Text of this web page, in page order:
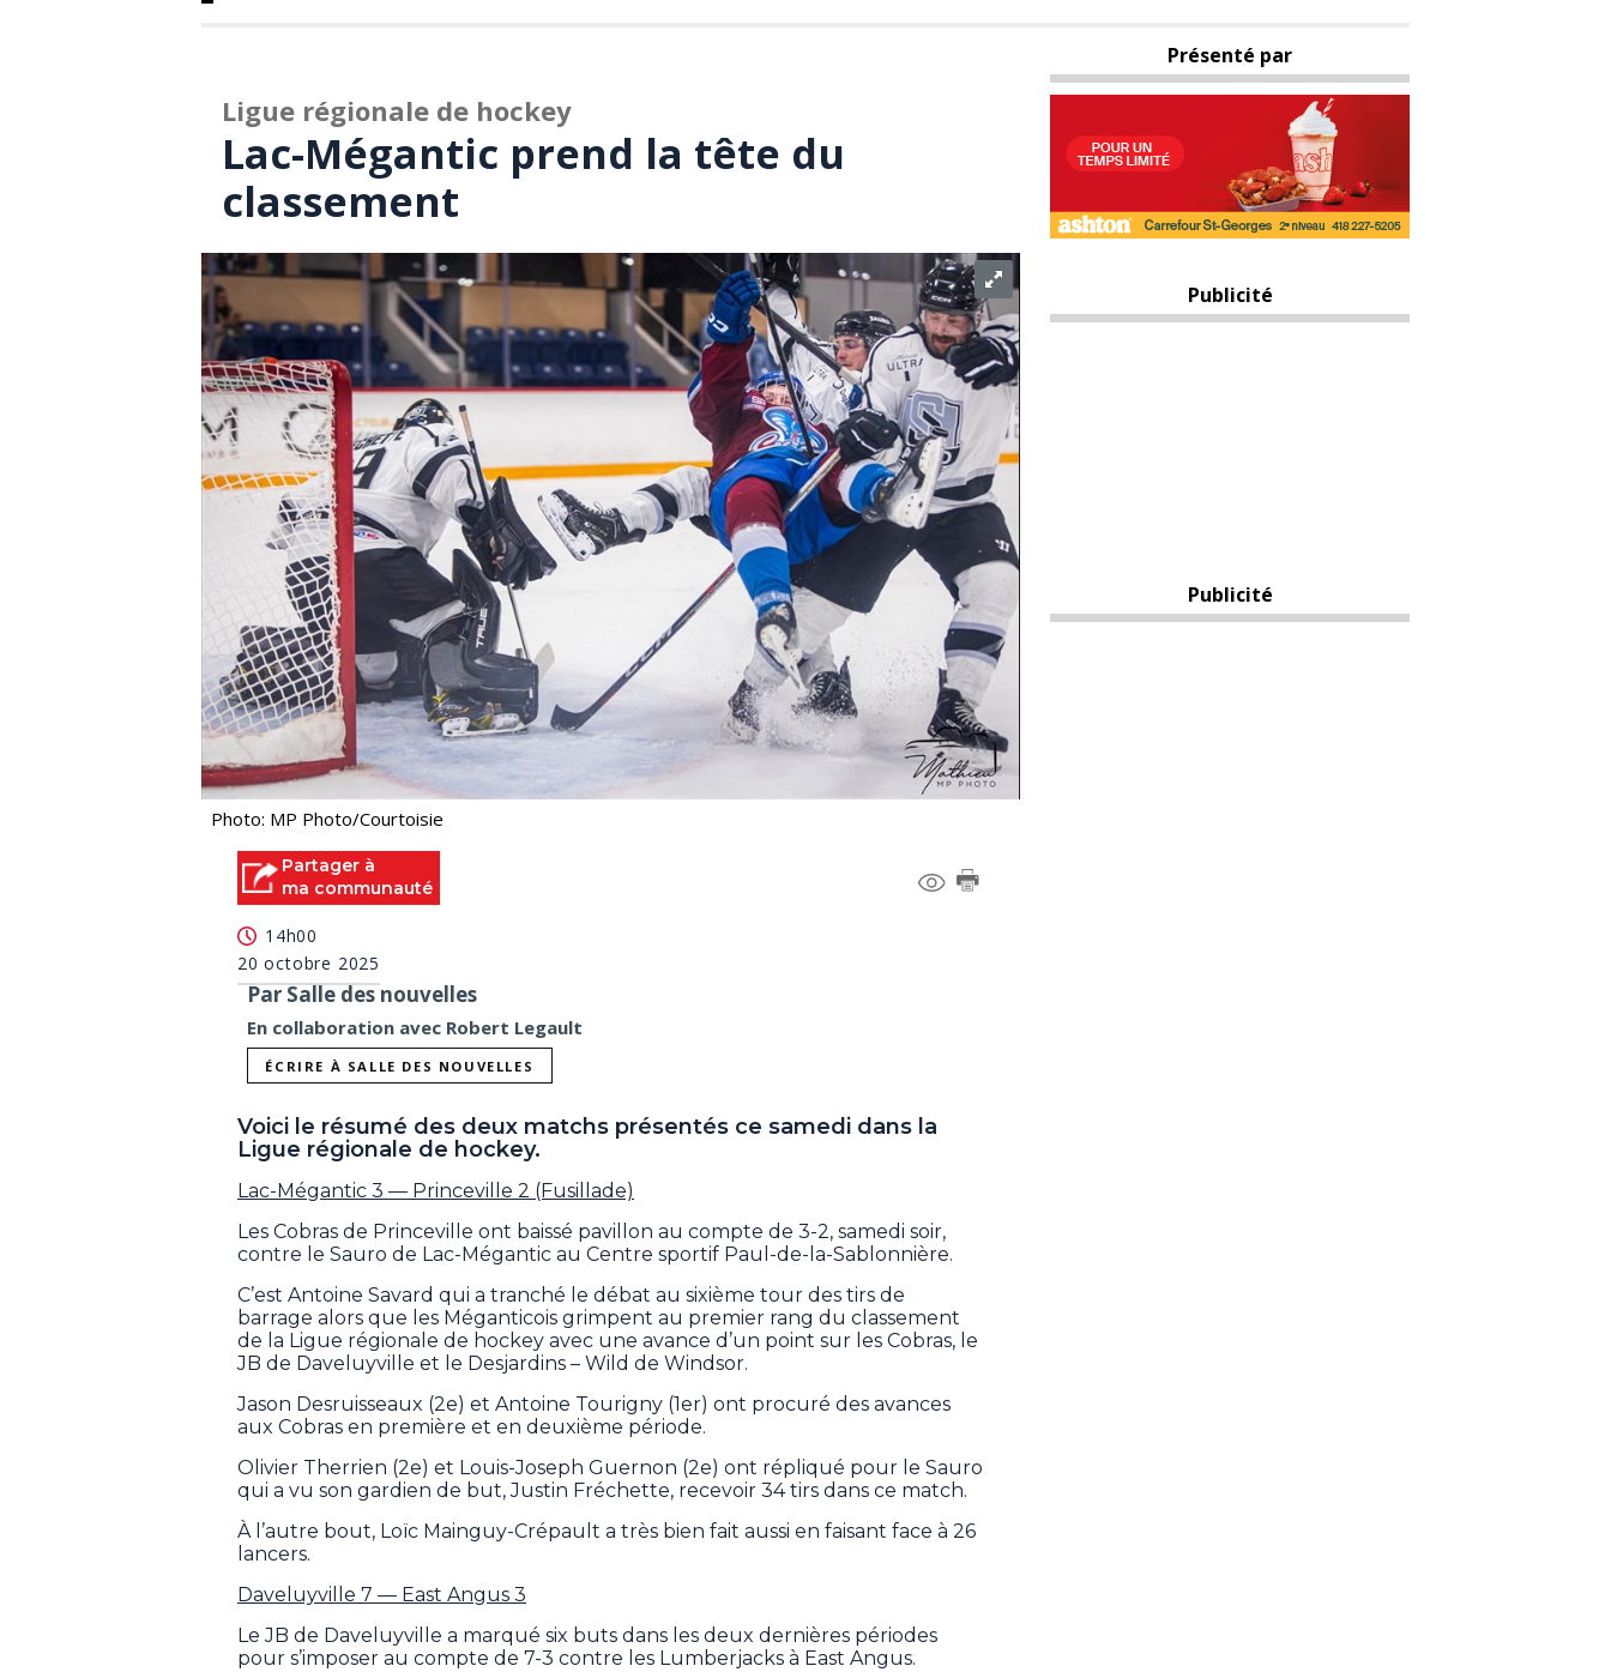
Ligue régionale de hockey
Lac-Mégantic prend la tête du
classement
Photo: MP Photo/Courtoisie
Partager à
ma communauté
14h00
20 octobre 2025
Par Salle des nouvelles
En collaboration avec Robert Legault
ÉCRIRE À SALLE DES NOUVELLES
Voici le résumé des deux matchs présentés ce samedi dans la
Ligue régionale de hockey.
Lac-Mégantic 3 — Princeville 2 (Fusillade)
Les Cobras de Princeville ont baissé pavillon au compte de 3-2, samedi soir,
contre le Sauro de Lac-Mégantic au Centre sportif Paul-de-la-Sablonnière.
C’est Antoine Savard qui a tranché le débat au sixième tour des tirs de
barrage alors que les Méganticois grimpent au premier rang du classement
de la Ligue régionale de hockey avec une avance d’un point sur les Cobras, le
JB de Daveluyville et le Desjardins – Wild de Windsor.
Jason Desruisseaux (2e) et Antoine Tourigny (1er) ont procuré des avances
aux Cobras en première et en deuxième période.
Olivier Therrien (2e) et Louis-Joseph Guernon (2e) ont répliqué pour le Sauro
qui a vu son gardien de but, Justin Fréchette, recevoir 34 tirs dans ce match.
À l’autre bout, Loïc Mainguy-Crépault a très bien fait aussi en faisant face à 26
lancers.
Daveluyville 7 — East Angus 3
Le JB de Daveluyville a marqué six buts dans les deux dernières périodes
pour s’imposer au compte de 7-3 contre les Lumberjacks à East Angus.
Présenté par
Publicité
Publicité